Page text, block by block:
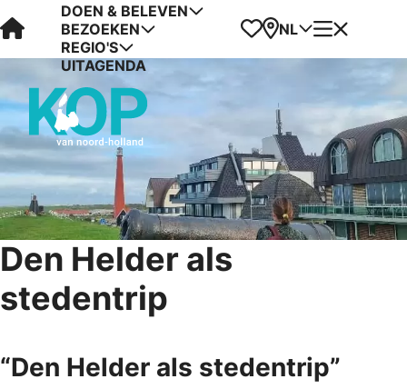
Visit Kop van Holland
DOEN & BELEVEN
BEZOEKEN
REGIO'S
UITAGENDA
Favorieten
Kaart
NL Menu
Den Helder als
stedentrip
“Den Helder als stedentrip”